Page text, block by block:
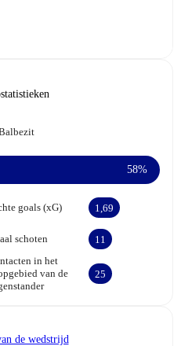
58%
goals (xG) 1,69
schoten
11
in het
van de
25
de wedstrijd